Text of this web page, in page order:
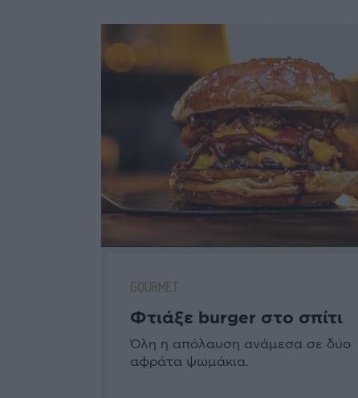
GOURMET
Φτιάξε burger στο σπίτι
Όλη η απόλαυση ανάμεσα σε δύο
αφράτα ψωμάκια.